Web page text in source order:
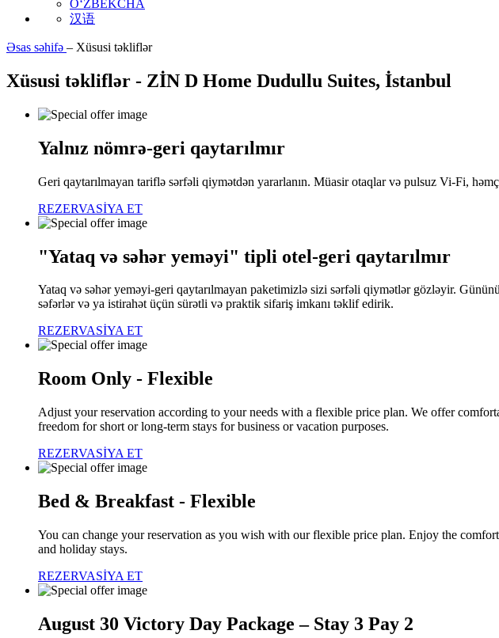
O‘ZBEKCHA
汉语
Əsas səhifə – Xüsusi təkliflər
Xüsusi təkliflər - ZİN D Home Dudullu Suites, İstanbul
Yalnız nömrə-geri qaytarılmır
Geri qaytarılmayan tariflə sərfəli qiymətdən yararlanın. Müasir otaqlar və pulsuz Vi-Fi,
REZERVASİYA ET
"Yataq və səhər yeməyi" tipli otel-geri qaytarılmır
Yataq və səhər yeməyi-geri qaytarılmayan paketimizlə sizi sərfəli qiymətlər gözləyir.
səfərlər və ya istirahət üçün sürətli və praktik sifariş imkanı təklif edirik.
REZERVASİYA ET
Room Only - Flexible
Adjust your reservation according to your needs with a flexible price plan. We offer
freedom for short or long-term stays for business or vacation purposes.
REZERVASİYA ET
Bed & Breakfast - Flexible
You can change your reservation as you wish with our flexible price plan. Enjoy the
and holiday stays.
REZERVASİYA ET
August 30 Victory Day Package – Stay 3 Pay 2